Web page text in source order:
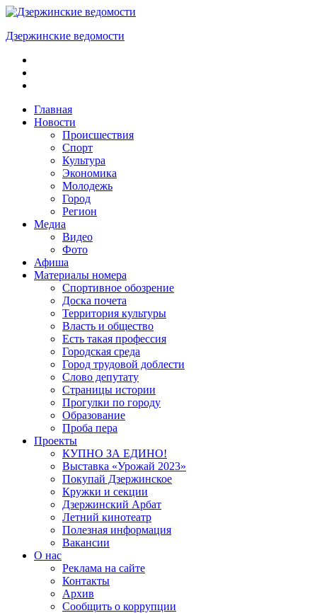
Skip
content
Дзержинские ведомости
ОБЩЕСТВЕННО-
ПОЛИТИЧЕСКАЯ
ГАЗЕТАГлавная
Новости
Происшествия
Спорт
Культура
Экономика
Молодежь
Город
Регион
Медиа
Видео
Фото
Афиша
Материалы номера
Спортивное обозрение
Доска почета
Территория культуры
Власть и общество
Есть такая профессия
Городская среда
Город трудовой доблести
Слово депутату
Страницы истории
Прогулки по городу
Образование
Проба пера
Проекты
КУПНО ЗА ЕДИНО!
Выставка «Урожай 2023»
Покупай Дзержинское
Кружки и секции
Дзержинский Арбат
Летний кинотеатр
Полезная информация
Вакансии
О нас
Реклама на сайте
Контакты
Архив
Сообщить о коррупции